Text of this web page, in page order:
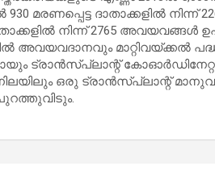
930 മരണപ്പെട്ട ദാതാക്കളില്‍
നിന്ന് 2765 അവയവങ്ങള്‍
മാറ്റിവയ്ക്കല്‍
ട്രാന്‍സ്പ്ലാന്റ്
ഒരു ട്രാന്‍സ്പ്ലാന്റ്